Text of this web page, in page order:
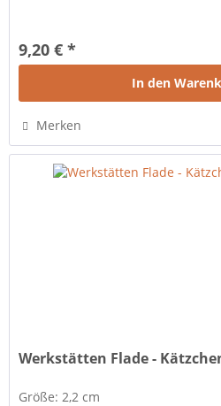
9,20 € *
In den
Merken
Werkstätten Flade -
Größe: 2,2 cm